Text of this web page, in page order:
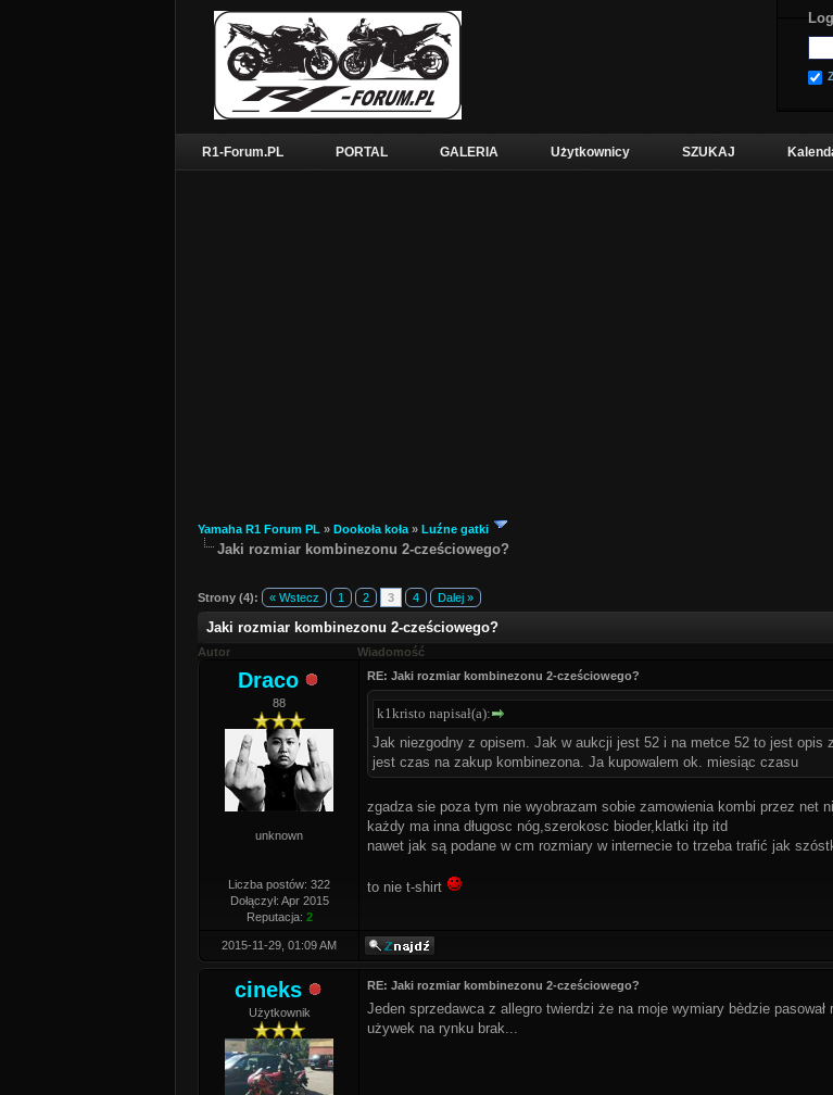
R1-Forum.PL PORTAL GALERIA Użytkownicy SZUKAJ
Yamaha R1 Forum PL » Dookoła koła » Luźne gatki
Jaki rozmiar kombinezonu 2-cześciowego?
Strony (4): « Wstecz 1 2 3 4 Dalej »
Jaki rozmiar kombinezonu 2-cześciowego?
Autor Wiadomość
Draco
88
unknown
Liczba postów: 322
Dołączył: Apr 2015
Reputacja: 2
RE: Jaki rozmiar kombinezonu 2-cześciowego?
k1kristo napisał(a):
Jak niezgodny z opisem. Jak w aukcji jest 52 i na metce 52 to jest
jest czas na zakup kombinezona. Ja kupowalem ok. miesiąc czasu
zgadza sie poza tym nie wyobrazam sobie zamowienia kombi przez net
każdy ma inna długosc nóg,szerokosc bioder,klatki itp itd
nawet jak są podane w cm rozmiary w internecie to trzeba trafić jak
to nie t-shirt
2015-11-29, 01:09 AM
cineks
Użytkownik
RE: Jaki rozmiar kombinezonu 2-cześciowego?
Jeden sprzedawca z allegro twierdzi że na moje wymiary bèdzie
używek na rynku brak...